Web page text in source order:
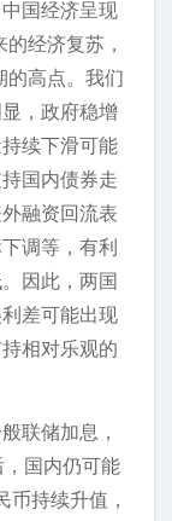
国经济呈现
经济复苏，
的高点。我们
，政府稳增
续下滑可能
国内债券走
融资回流表
调等，有利
因此，两国
差可能出现
相对乐观的
联储加息，
，国内仍可能
币持续升值，